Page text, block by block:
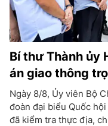
Bí thư Thành ủy
án giao thông
Ngày 8/8, Ủy viên Bộ
đoàn đại biểu Quốc
đã kiểm tra thực địa,